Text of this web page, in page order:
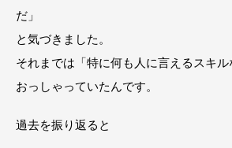
だ」
と気づきました。
それまでは「特に何も人に言えるスキ
おっしゃっていたんです。
過去を振り返ると